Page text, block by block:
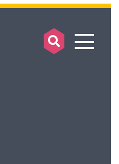
search